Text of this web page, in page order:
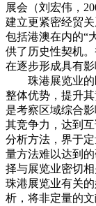
展会（刘宏伟，
建立更紧密经贸
包括港澳在内的“
供了历史性契机
在逐步形成具有影
珠港展览业的
整体优势，提升
是考察区域综合
其竞争力，达到
分析方法，界于
量方法难以达到
择与展览业密切
珠港展览业有关
析，将非定量的